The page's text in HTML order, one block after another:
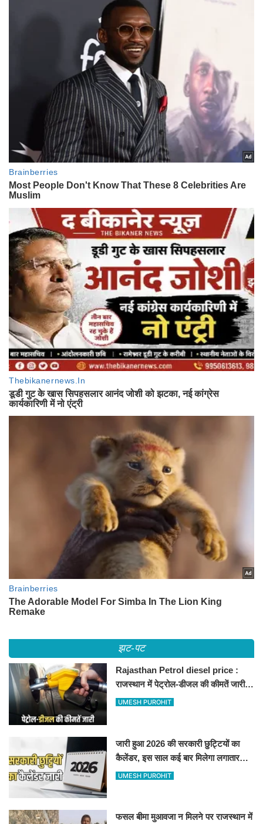
झट-पट
Rajasthan Petrol diesel price :
राजस्थान में पेट्रोल-डीजल की कीमतें जारी,
जानिए बीकानेर समेत पुरे प्रदेश में नए रेट
UMESH PUROHIT
जारी हुआ 2026 की सरकारी छुट्टियों का
कैलेंडर, इस साल कई बार मिलेगा लगातार
अवकाश, देखें
UMESH PUROHIT
फसल बीमा मुआवजा न मिलने पर राजस्थान में